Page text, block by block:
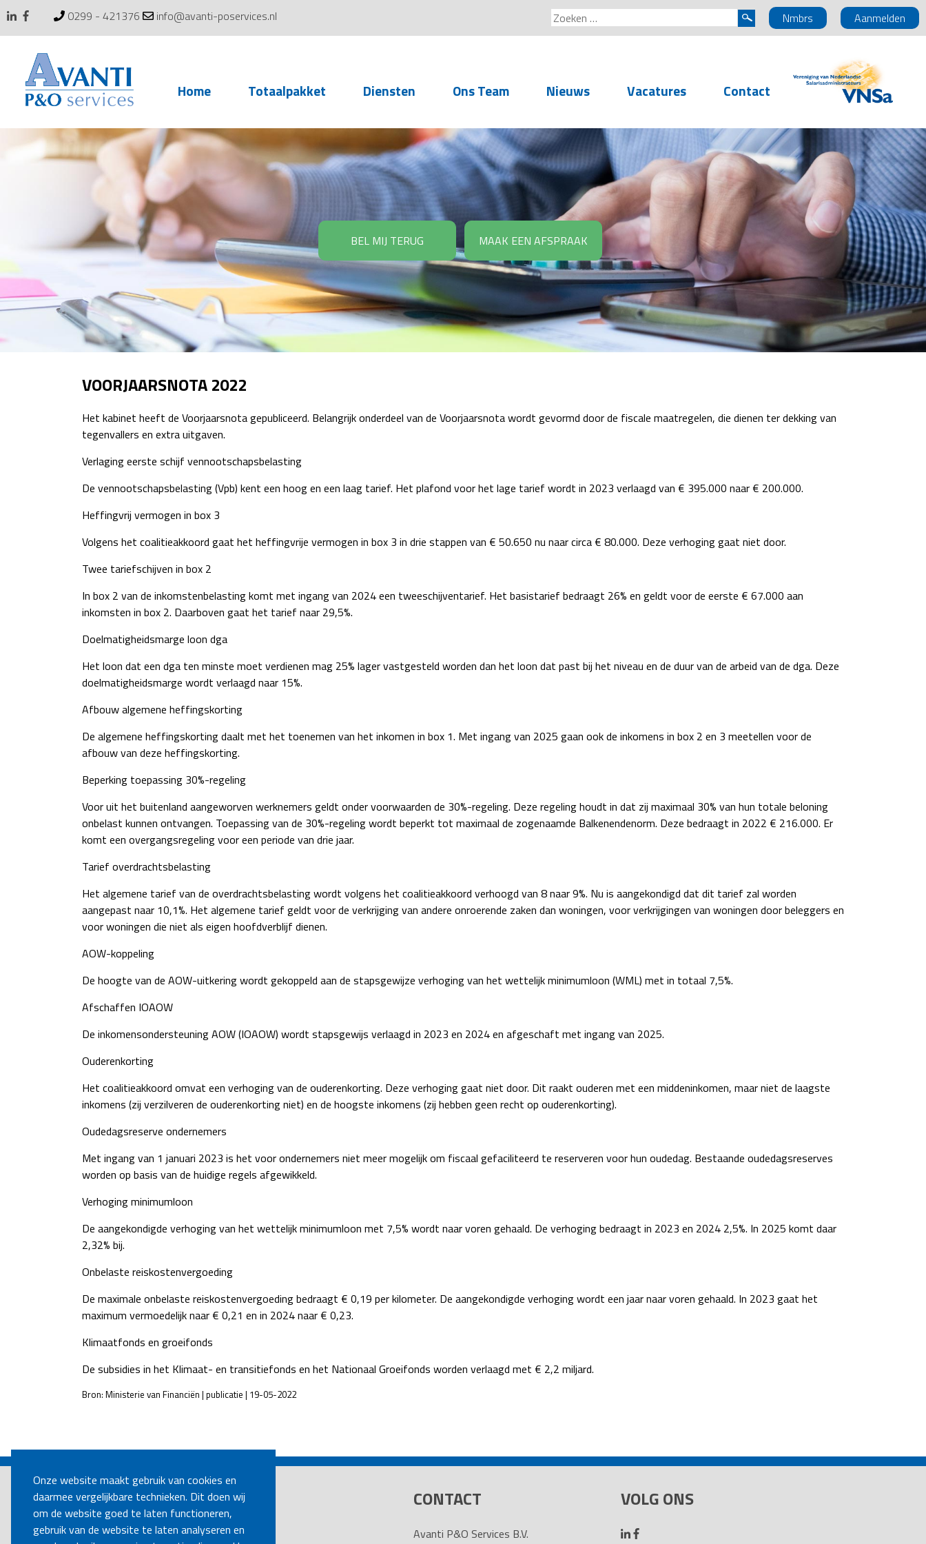
Onze website maakt gebruik van cookies en
daarmee vergelijkbare technieken. Dit doen wij
om de website goed te laten functioneren,
gebruik van de website te laten analyseren en
0299 - 421376 info@avanti-poservices.nl Aanmelden
Nmbrs
Zoeken
naar:
Home Totaalpakket Diensten
Service voor
accountants- en
administratiekantoren
Arbeidsrechtelijke
Advisering
Salarisadministratie
Personeelsadministratie
Detachering
Ons Team Nieuws Vacatures Contact
BEL MIJ TERUG MAAK EEN AFSPRAAK
VOORJAARSNOTA 2022
Het kabinet heeft de Voorjaarsnota gepubliceerd. Belangrijk onderdeel van de Voorjaarsnota wordt gevormd door de fiscale maatregelen, die dienen ter dekking van
tegenvallers en extra uitgaven.
Verlaging eerste schijf vennootschapsbelasting
De vennootschapsbelasting (Vpb) kent een hoog en een laag tarief. Het plafond voor het lage tarief wordt in 2023 verlaagd van € 395.000 naar € 200.000.
Heffingvrij vermogen in box 3
Volgens het coalitieakkoord gaat het heffingvrije vermogen in box 3 in drie stappen van € 50.650 nu naar circa € 80.000. Deze verhoging gaat niet door.
Twee tariefschijven in box 2
In box 2 van de inkomstenbelasting komt met ingang van 2024 een tweeschijventarief. Het basistarief bedraagt 26% en geldt voor de eerste € 67.000 aan
inkomsten in box 2. Daarboven gaat het tarief naar 29,5%.
Doelmatigheidsmarge loon dga
Het loon dat een dga ten minste moet verdienen mag 25% lager vastgesteld worden dan het loon dat past bij het niveau en de duur van de arbeid van de dga. Deze
doelmatigheidsmarge wordt verlaagd naar 15%.
Afbouw algemene heffingskorting
De algemene heffingskorting daalt met het toenemen van het inkomen in box 1. Met ingang van 2025 gaan ook de inkomens in box 2 en 3 meetellen voor de
afbouw van deze heffingskorting.
Beperking toepassing 30%-regeling
Voor uit het buitenland aangeworven werknemers geldt onder voorwaarden de 30%-regeling. Deze regeling houdt in dat zij maximaal 30% van hun totale beloning
onbelast kunnen ontvangen. Toepassing van de 30%-regeling wordt beperkt tot maximaal de zogenaamde Balkenendenorm. Deze bedraagt in 2022 € 216.000. Er
komt een overgangsregeling voor een periode van drie jaar.
Tarief overdrachtsbelasting
Het algemene tarief van de overdrachtsbelasting wordt volgens het coalitieakkoord verhoogd van 8 naar 9%. Nu is aangekondigd dat dit tarief zal worden
aangepast naar 10,1%. Het algemene tarief geldt voor de verkrijging van andere onroerende zaken dan woningen, voor verkrijgingen van woningen door beleggers en
voor woningen die niet als eigen hoofdverblijf dienen.
AOW-koppeling
De hoogte van de AOW-uitkering wordt gekoppeld aan de stapsgewijze verhoging van het wettelijk minimumloon (WML) met in totaal 7,5%.
Afschaffen IOAOW
De inkomensondersteuning AOW (IOAOW) wordt stapsgewijs verlaagd in 2023 en 2024 en afgeschaft met ingang van 2025.
Ouderenkorting
Het coalitieakkoord omvat een verhoging van de ouderenkorting. Deze verhoging gaat niet door. Dit raakt ouderen met een middeninkomen, maar niet de laagste
inkomens (zij verzilveren de ouderenkorting niet) en de hoogste inkomens (zij hebben geen recht op ouderenkorting).
Oudedagsreserve ondernemers
Met ingang van 1 januari 2023 is het voor ondernemers niet meer mogelijk om fiscaal gefaciliteerd te reserveren voor hun oudedag. Bestaande oudedagsreserves
worden op basis van de huidige regels afgewikkeld.
Verhoging minimumloon
De aangekondigde verhoging van het wettelijk minimumloon met 7,5% wordt naar voren gehaald. De verhoging bedraagt in 2023 en 2024 2,5%. In 2025 komt daar
2,32% bij.
Onbelaste reiskostenvergoeding
De maximale onbelaste reiskostenvergoeding bedraagt € 0,19 per kilometer. De aangekondigde verhoging wordt een jaar naar voren gehaald. In 2023 gaat het
maximum vermoedelijk naar € 0,21 en in 2024 naar € 0,23.
Klimaatfonds en groeifonds
De subsidies in het Klimaat- en transitiefonds en het Nationaal Groeifonds worden verlaagd met € 2,2 miljard.
Bron: Ministerie van Financiën | publicatie | 19-05-2022
NAVIGATION
CONTACT
Avanti P&O Services B.V.
VOLG ONS